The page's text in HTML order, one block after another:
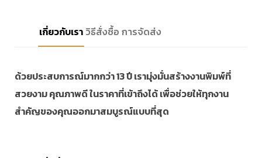
เกี่ยวกับเรา วิธีสั่งซื้อ การจัดส่ง
ด้วยประสบการณ์มากกว่า 13 ปี เรามุ่งมั่นสร้างงานพิมพ์ที่
สวยงาม คุณภาพดี ในราคาที่เข้าถึงได้ เพื่อช่วยให้ทุกงาน
สำคัญของคุณออกมาสมบูรณ์แบบที่สุด